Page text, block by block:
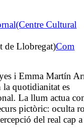
(Centre Cultural
de Llobregat)Com
i Emma Martín
quotidianitat es
La llum actua
pictòric: oculta
del real cap a